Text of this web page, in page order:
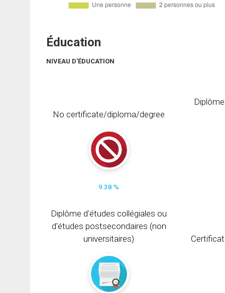
Éducation
NIVEAU D'ÉDUCATION
No certificate/diploma/degree
9.38 %
Diplôme d'études collégiales ou
d'études postsecondaires (non
universitaires)